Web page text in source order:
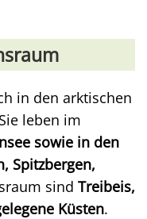
in den arktischen
leben im
sowie in den
Spitzbergen,
sind Treibeis,
Küsten.